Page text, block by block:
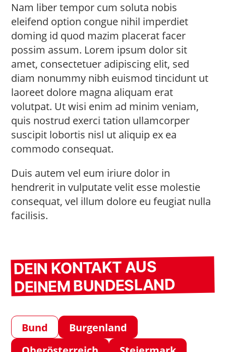
Nam liber tempor cum soluta nobis
eleifend option congue nihil imperdiet
doming id quod mazim placerat facer
possim assum. Lorem ipsum dolor sit
amet, consectetuer adipiscing elit, sed
diam nonummy nibh euismod tincidunt ut
laoreet dolore magna aliquam erat
volutpat. Ut wisi enim ad minim veniam,
quis nostrud exerci tation ullamcorper
suscipit lobortis nisl ut aliquip ex ea
commodo consequat.
Duis autem vel eum iriure dolor in
hendrerit in vulputate velit esse molestie
consequat, vel illum dolore eu feugiat nulla
facilisis.
DEIN KONTAKT AUS
DEINEM BUNDESLAND
Bund
Burgenland